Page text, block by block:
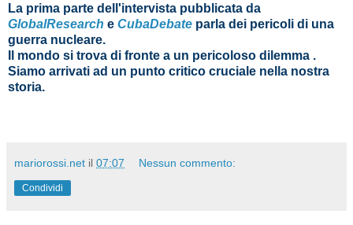
La prima parte dell'intervista pubblicata da
GlobalResearch e CubaDebate parla dei pericoli di una
guerra nucleare.
Il mondo si trova di fronte a un pericoloso dilemma .
Siamo arrivati ad un punto critico cruciale nella nostra
storia.
mariorossi.net il 07:07 Nessun commento:
Condividi